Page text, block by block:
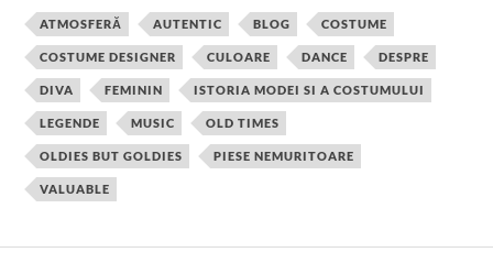
c
e
b
o
o
k
n
t
e
r
e
s
t
t
t
e
r
m
b
l
a
i
l
a
r
e
ATMOSFERĂ AUTENTIC BLOG COSTUME
COSTUME DESIGNER CULOARE DANCE DESPRE
DIVA FEMININ ISTORIA MODEI SI A COSTUMULUI
LEGENDE MUSIC OLD TIMES
OLDIES BUT GOLDIES PIESE NEMURITOARE
VALUABLE